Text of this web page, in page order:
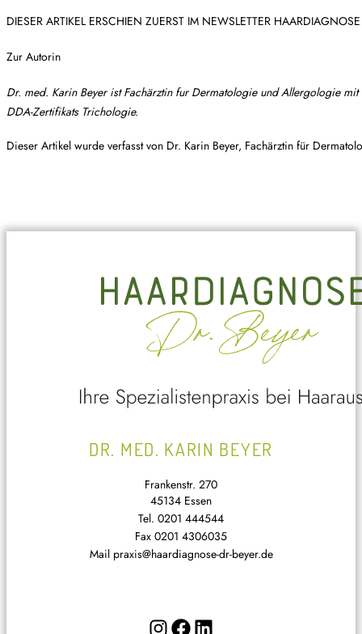
DIESER ARTIKEL ERSCHIEN ZUERST IM NEWSLETTER
Zur Autorin
Dr. med. Karin Beyer ist Fachärztin fur Dermatologie und Allergologie
DDA-Zertifikats Trichologie.
Dieser Artikel wurde verfasst von Dr. Karin Beyer, Fachärztin für
DR. MED. KARIN BEYER
Frankenstr. 270
45134 Essen
Tel. 0201 444544
Fax 0201 4306035
Mail praxis@haardiagnose-dr-beyer.de